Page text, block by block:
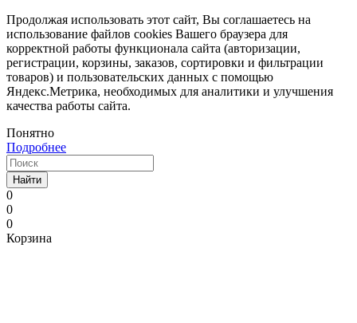
Продолжая использовать этот сайт, Вы соглашаетесь на
использование файлов cookies Вашего браузера для
корректной работы функционала сайта (авторизации,
регистрации, корзины, заказов, сортировки и фильтрации
товаров) и пользовательских данных с помощью
Яндекс.Метрика, необходимых для аналитики и улучшения
качества работы сайта.
Понятно
Подробнее
Найти
0
0
0
Корзина